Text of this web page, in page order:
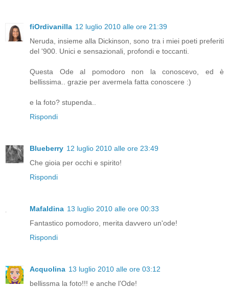
fiOrdivanilla 12 luglio 2010 alle ore 21:39
Neruda, insieme alla Dickinson, sono tra i miei poeti preferiti
del '900. Unici e sensazionali, profondi e toccanti.
Questa Ode al pomodoro non la conoscevo, ed è
bellissima.. grazie per avermela fatta conoscere :)
e la foto? stupenda..
Rispondi
Blueberry 12 luglio 2010 alle ore 23:49
Che gioia per occhi e spirito!
Rispondi
Mafaldina 13 luglio 2010 alle ore 00:33
Fantastico pomodoro, merita davvero un'ode!
Rispondi
Acquolina 13 luglio 2010 alle ore 03:12
bellissma la foto!!! e anche l'Ode!